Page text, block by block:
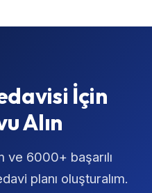
İçin
Alın
ve 6000+ başarılı
planı oluşturalım.